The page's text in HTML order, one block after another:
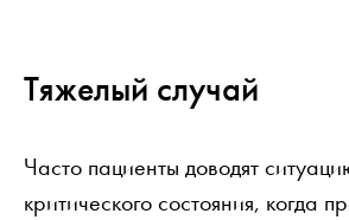
Тяжелый случай
Часто пациенты доводят
критического состояния, когда